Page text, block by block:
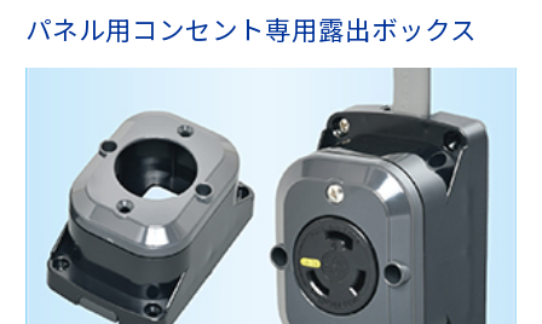
パネル用コンセント専用露出ボックス